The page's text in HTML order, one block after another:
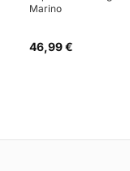
Marino
46,99 €